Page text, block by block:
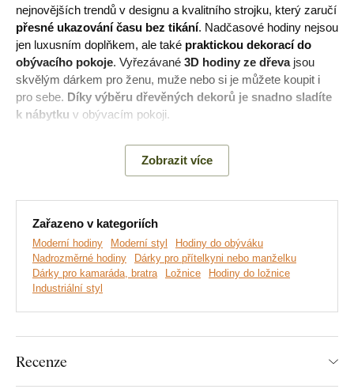
nejnovějších trendů v designu a kvalitního strojku, který zaručí
přesné ukazování času bez tikání. Nadčasové hodiny nejsou
jen luxusním doplňkem, ale také praktickou dekorací do
obývacího pokoje. Vyřezávané 3D hodiny ze dřevajsou
skvělým dárkem pro ženu, muže nebo si je můžete koupit i
pro sebe. Díky výběru dřevěných dekorů je snadno sladíte
k nábytku v obývacím pokoji.
Hlavní výhody dřevěných hodin:
Hodiny slouží jako designový doplněk
Vhodné na zeď do moderního interiéru
Hodiny jsou vyrobeny ekologicky ze dřeva
Zobrazit více
Zařazeno v kategoriích
Moderní hodiny Moderní styl
Hodiny do obýváku
Nadrozměrné hodiny
Dárky pro přítelkyni nebo manželku
Dárky pro kamaráda, bratra
Ložnice
Hodiny do ložnice
Industriální styl
Recenze